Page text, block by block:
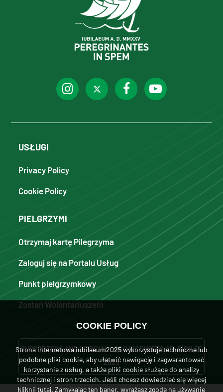
USŁUGI
Privacy Policy
Cookie Policy
PIELGRZYMI
Otrzymaj kartę Pilegrzyma
Zaloguj się na Portalu Usług
Punkt pielgrzymkowy
Zostań Wolontariuszem
SUPPORTERS AND OFFICIAL LOGO LICENSEES OF JUBILEE
2025
COOKIE POLICY
Strona internetowa iubilaeum2025 wykorzystuje techniczne lub
podobne pliki cookie, aby ułatwić nawigację i zagwarantować
korzystanie z usług, a także pliki cookie służące do analizy
technicznej i stron trzecich. Jeśli chcesz dowiedzieć się więcej
kliknij tutaj. Zamykając ten baner, wyrażasz zgodę na używanie